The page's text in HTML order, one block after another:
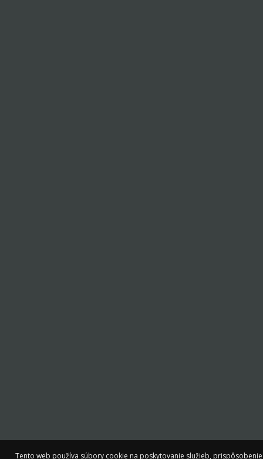
Tento web používa súbory cookie na poskytovanie služieb,
Tento web používa súbory cookie na poskytovanie služieb,